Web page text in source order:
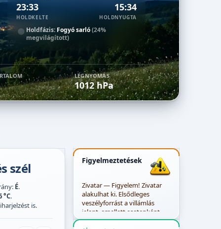
23:33
HOLDKELTE
15:34
HOLDNYUGTA
Holdfázis: Fogyó sarló(24%
megvilágított)
LÉGNYOMÁS
1012 hPa
szél
É.
°C.
is.
Figyelmeztetések
Zivatar — Figyelem! Zivatar
alakulhat ki. Elsődleges
veszélyforrást a villámlás
jelent, emellett esetenként
szélerősödés, jégeső